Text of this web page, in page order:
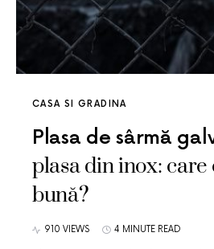
CASA SI GRADINA
Plasa de sârmă
plasa din inox: care
bună?
910 VIEWS 4 MINUTE READ